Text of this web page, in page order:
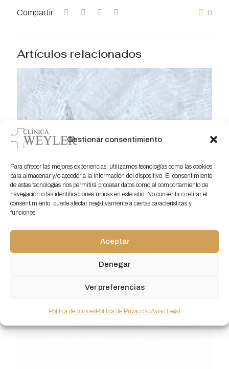
Gestionar consentimiento
Para ofrecer las mejores experiencias, utilizamos tecnologías como las cookies
para almacenar y/o acceder a la información del dispositivo. El consentimiento
de estas tecnologías nos permitirá procesar datos como el comportamiento de
navegación o las identificaciones únicas en este sitio. No consentir o retirar el
consentimiento, puede afectar negativamente a ciertas características y
funciones.
Aceptar
Denegar
Ver preferencias
Política de cookiesPolítica de PrivacidadAviso Legal
Compartir 0
Artículos relacionados
Onicomicosis: el enemigo de tus